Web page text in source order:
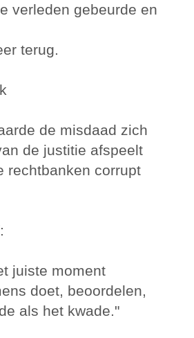
verleden gebeurde en
terug.
de misdaad zich
de justitie afspeelt
rechtbanken corrupt
juiste moment
doet, beoordelen,
als het kwade."